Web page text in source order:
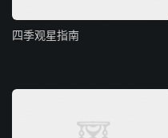
四季观星指南